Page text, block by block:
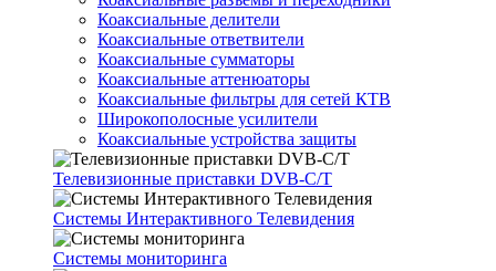
Коаксиальные делители
Коаксиальные ответвители
Коаксиальные сумматоры
Коаксиальные аттенюаторы
Коаксиальные фильтры для сетей КТВ
Широкополосные усилители
Коаксиальные устройства защиты
Телевизионные приставки DVB-C/T
Системы Интерактивного Телевидения
Системы мониторинга